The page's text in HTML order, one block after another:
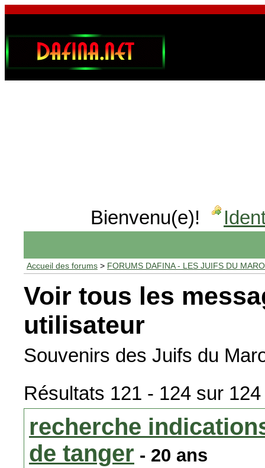
Bienvenu(e)!
Accueil des forums > FORUMS DAFINA - LES JUIFS DU
Voir tous les
utilisateur
Souvenirs des Juifs du
Résultats 121 - 124 sur 124
recherche
de tanger - 20 ans